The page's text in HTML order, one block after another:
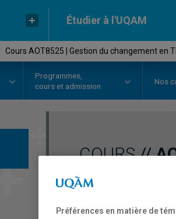
Étudier à l'UQAM
Cours AOT8525 | Gestion du changement en TI
Programmes,
cours et admission
Nos
COURS//
Préférences en matière de